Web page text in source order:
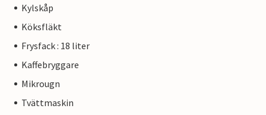
Kylskåp
Köksfläkt
Frysfack : 18 liter
Kaffebryggare
Mikrougn
Tvättmaskin